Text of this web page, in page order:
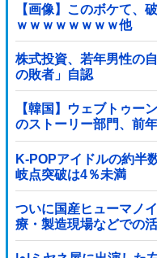
【画像】このボケて、
ｗｗｗｗｗｗｗｗ他
株式投資、若年男性の
の敗者」自認
【韓国】ウェブトゥー
のストーリー部門、前
K-POPアイドルの約半
岐点突破は4％未満
ついに国産ヒューマノ
療・製造現場などでの